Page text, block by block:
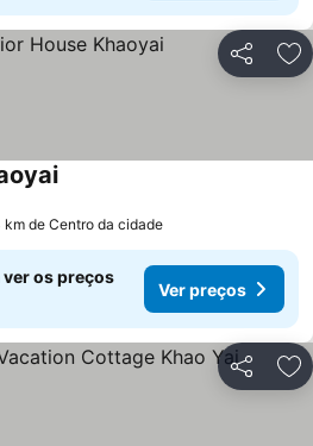
Partilhar
km de Centro da cidade
ver os preços
Ver preços
Partilhar